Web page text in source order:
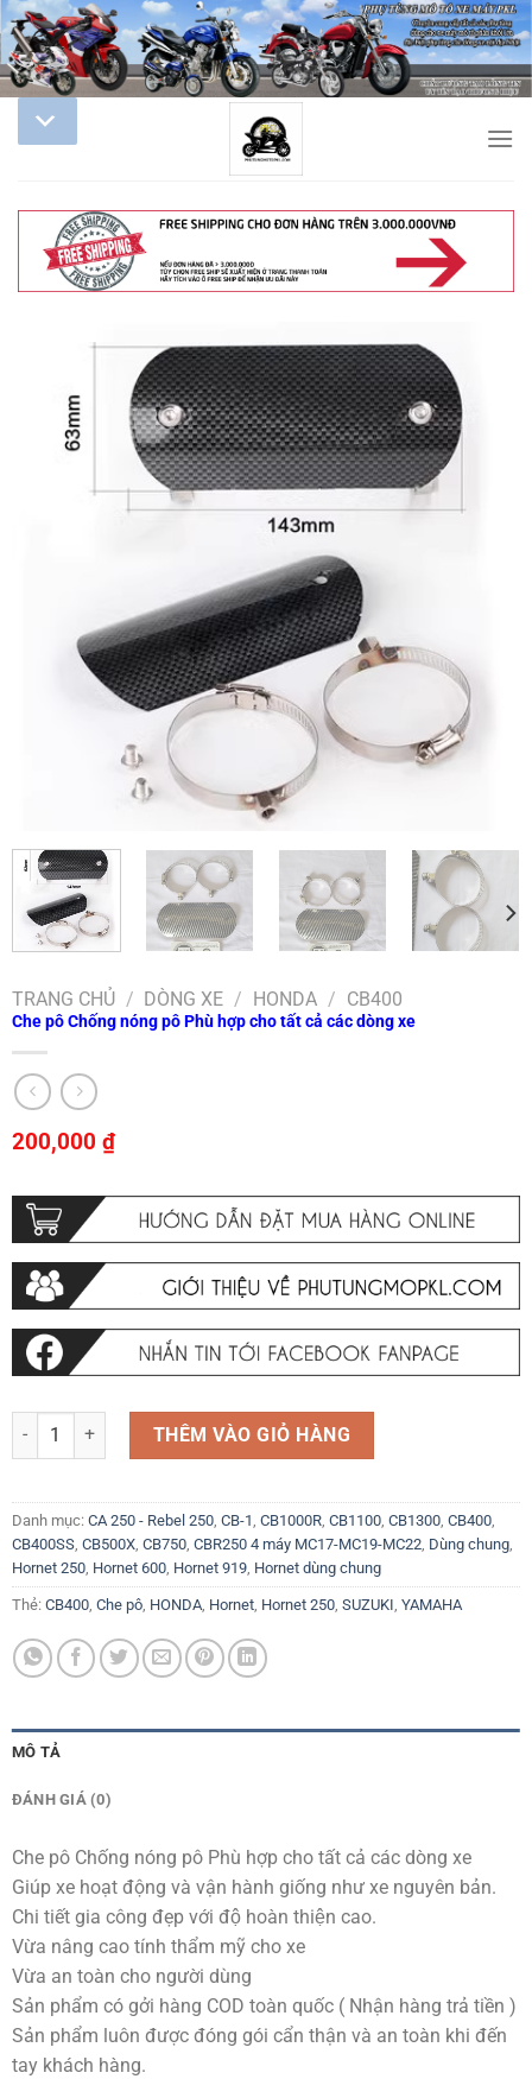
TRANG CHỦ / DÒNG XE / HONDA / CB400
Che pô Chống nóng pô Phù hợp cho tất cả các dòng xe
200,000 ₫
Che pô Chống nóng pô Phù hợp cho tất cả các dòng xe số lượng
THÊM VÀO GIỎ HÀNG
Danh mục: CA 250 - Rebel 250, CB-1, CB1000R, CB1100, CB1300, CB400,
CB400SS, CB500X, CB750, CBR250 4 máy MC17-MC19-MC22, Dùng chung,
Hornet 250, Hornet 600, Hornet 919, Hornet dùng chung
Thẻ: CB400, Che pô, HONDA, Hornet, Hornet 250, SUZUKI, YAMAHA
MÔ TẢ
ĐÁNH GIÁ (0)
Che pô Chống nóng pô Phù hợp cho tất cả các dòng xe
Giúp xe hoạt động và vận hành giống như xe nguyên bản.
Chi tiết gia công đẹp với độ hoàn thiện cao.
Vừa nâng cao tính thẩm mỹ cho xe
Vừa an toàn cho người dùng
Sản phẩm có gởi hàng COD toàn quốc ( Nhận hàng trả tiền )
Sản phẩm luôn được đóng gói cẩn thận và an toàn khi đến
tay khách hàng.